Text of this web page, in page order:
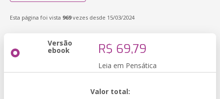
Esta página foi vista 969vezes desde 15/03/2024
Versão
ebook R$ 69,79
Leia em Pensática
Valor total: